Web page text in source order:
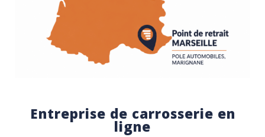
Entreprise de carrosserie en
ligne